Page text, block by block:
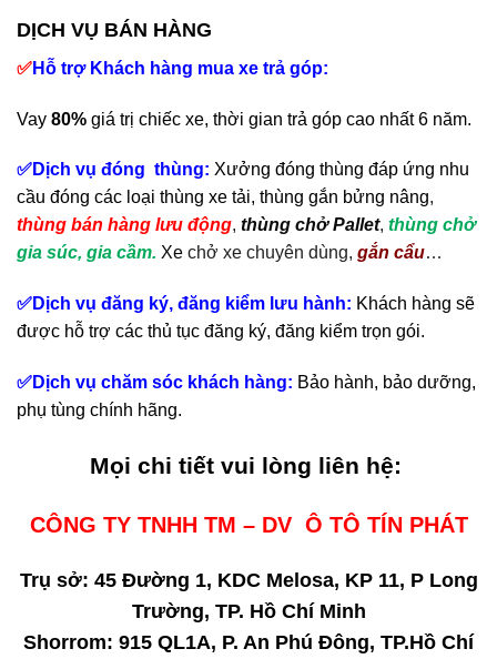
DỊCH VỤ BÁN HÀNG
✅Hỗ trợ Khách hàng mua xe trả góp:
Vay 80% giá trị chiếc xe, thời gian trả góp cao nhất 6 năm.
✅Dịch vụ đóng thùng: Xưởng đóng thùng đáp ứng nhu
cầu đóng các loại thùng xe tải, thùng gắn bửng nâng,
thùng bán hàng lưu động, thùng chở Pallet, thùng chở
gia súc, gia cầm. Xe chở xe chuyên dùng, gắn cẩu…
✅Dịch vụ đăng ký, đăng kiểm lưu hành: Khách hàng sẽ
được hỗ trợ các thủ tục đăng ký, đăng kiểm trọn gói.
✅Dịch vụ chăm sóc khách hàng: Bảo hành, bảo dưỡng,
phụ tùng chính hãng.
Mọi chi tiết vui lòng liên hệ:
CÔNG TY TNHH TM – DV Ô TÔ TÍN PHÁT
Trụ sở: 45 Đường 1, KDC Melosa, KP 11, P Long
Trường, TP. Hồ Chí Minh
Shorrom: 915 QL1A, P. An Phú Đông, TP.Hồ Chí